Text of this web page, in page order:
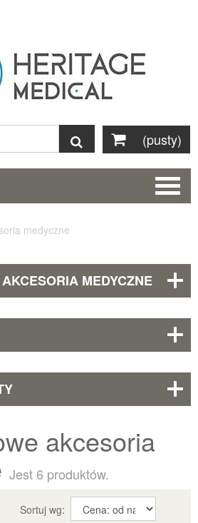
(pusty)
Szukaj
medyczne
MEDYCZNE
akcesoria
Jest 6 produktów.
Sortuj wg: